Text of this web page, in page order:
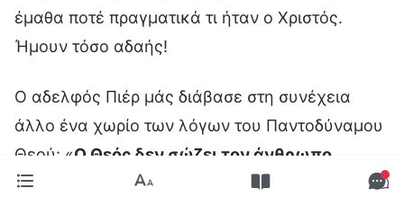
έμαθα ποτέ πραγματικά τι ήταν ο Χριστός.
Ήμουν τόσο αδαής!
Ο αδελφός Πιέρ μάς διάβασε στη συνέχεια
άλλο ένα χωρίο των λόγων του Παντοδύναμου
Θεού: «Ο Θεός δεν σώζει τον άνθρωπο
χρησιμοποιώντας απευθείας τη μέθοδο του